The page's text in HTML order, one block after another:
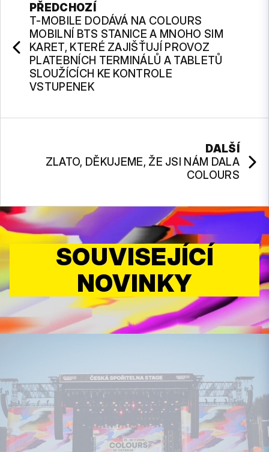
PŘEDCHOZÍ
T-MOBILE DODÁVÁ NA COLOURS
MOBILNÍ BTS STANICE A MNOHO SIM
KARET, KTERÉ ZAJIŠŤUJÍ PROVOZ
PLATEBNÍCH TERMINÁLŮ A TABLETŮ
SLOUŽÍCÍCH KE KONTROLE
VSTUPENEK
DALŠÍ
ZLATO, DĚKUJEME, ŽE JSI NÁM DALA
COLOURS
SOUVISEJÍCÍ
NOVINKY